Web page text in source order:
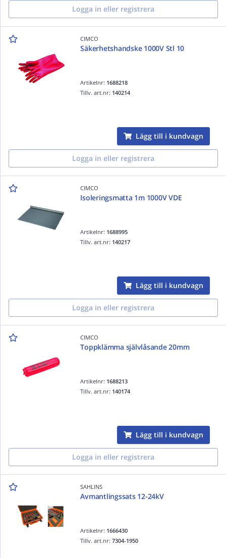
Logga in eller registrera
CIMCO
Säkerhetshandske 1000V Stl 10
Artikelnr: 1688218
Tillv. art.nr: 140214
Lägg till i kundvagn
Logga in eller registrera
CIMCO
Isoleringsmatta 1m 1000V VDE
Artikelnr: 1688995
Tillv. art.nr: 140217
Lägg till i kundvagn
Logga in eller registrera
CIMCO
Toppklämma självlåsande 20mm
Artikelnr: 1688213
Tillv. art.nr: 140174
Lägg till i kundvagn
Logga in eller registrera
SAHLINS
Avmantlingssats 12-24kV
Artikelnr: 1666430
Tillv. art.nr:7304-1950